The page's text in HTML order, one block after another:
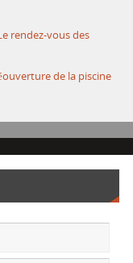
rendez-vous des
de la piscine